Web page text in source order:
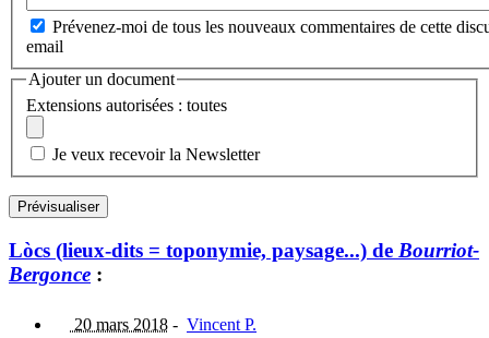
Prévenez-moi de tous les nouveaux commentaires de cette
email
Ajouter un document
Extensions autorisées : toutes
Je veux recevoir la Newsletter
Lòcs (lieux-dits = toponymie, paysage...) de Bourriot-
Bergonce :
20 mars 2018 - Vincent P.